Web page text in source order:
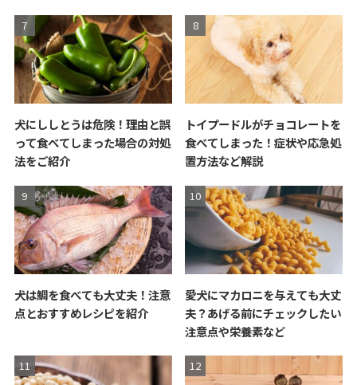
犬にししとうは危険！理由と誤
って食べてしまった場合の対処
法をご紹介
トイプードルがチョコレートを
食べてしまった！症状や応急処
置方法など解説
犬は鯛を食べても大丈夫！注意
点とおすすめレシピを紹介
愛犬にマカロニを与えても大丈
夫？あげる前にチェックしたい
注意点や栄養素など